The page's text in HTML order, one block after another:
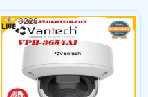
3228